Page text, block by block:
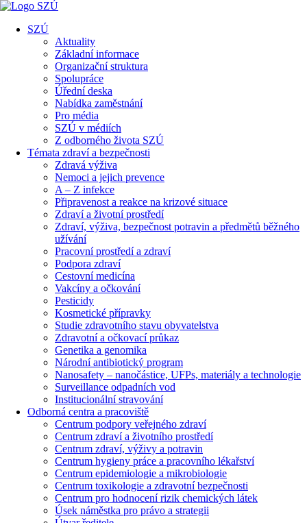
SZÚ
Aktuality
Základní informace
Organizační struktura
Spolupráce
Úřední deska
Nabídka zaměstnání
Pro média
SZÚ v médiích
Z odborného života SZÚ
Témata zdraví a bezpečnosti
Zdravá výživa
Nemoci a jejich prevence
A – Z infekce
Připravenost a reakce na krizové situace
Zdraví a životní prostředí
Zdraví, výživa, bezpečnost potravin a předmětů běžného
užívání
Pracovní prostředí a zdraví
Podpora zdraví
Cestovní medicína
Vakcíny a očkování
Pesticidy
Kosmetické přípravky
Studie zdravotního stavu obyvatelstva
Zdravotní a očkovací průkaz
Genetika a genomika
Národní antibiotický program
Nanosafety – nanočástice, UFPs, materiály a technologie
Surveillance odpadních vod
Institucionální stravování
Odborná centra a pracoviště
Centrum podpory veřejného zdraví
Centrum zdraví a životního prostředí
Centrum zdraví, výživy a potravin
Centrum hygieny práce a pracovního lékařství
Centrum epidemiologie a mikrobiologie
Centrum toxikologie a zdravotní bezpečnosti
Centrum pro hodnocení rizik chemických látek
Úsek náměstka pro právo a strategii